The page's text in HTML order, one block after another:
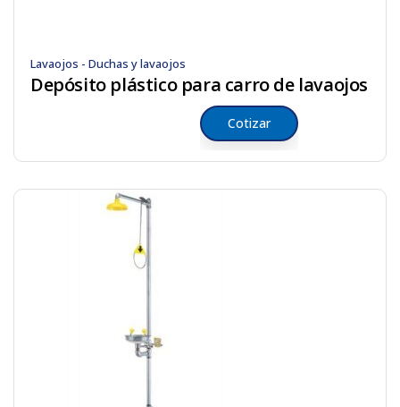
Lavaojos - Duchas y lavaojos
Depósito plástico para carro de lavaojos
Cotizar